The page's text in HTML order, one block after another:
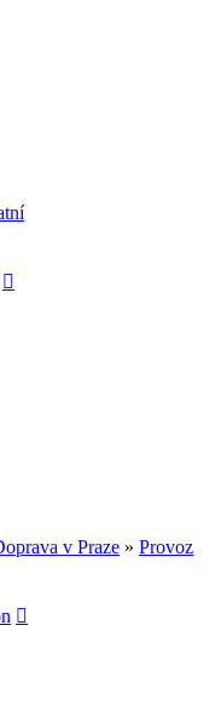
v Praze » Provoz